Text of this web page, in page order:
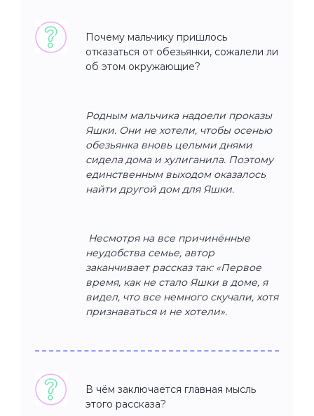
Почему мальчику пришлось
отказаться от обезьянки, сожалели ли
об этом окружающие?
Родным мальчика надоели проказы
Яшки. Они не хотели, чтобы осенью
обезьянка вновь целыми днями
сидела дома и хулиганила. Поэтому
единственным выходом оказалось
найти другой дом для Яшки.
Несмотря на все причинённые
неудобства семье, автор
заканчивает рассказ так: «Первое
время, как не стало Яшки в доме, я
видел, что все немного скучали, хотя
признаваться и не хотели».
В чём заключается главная мысль
этого рассказа?